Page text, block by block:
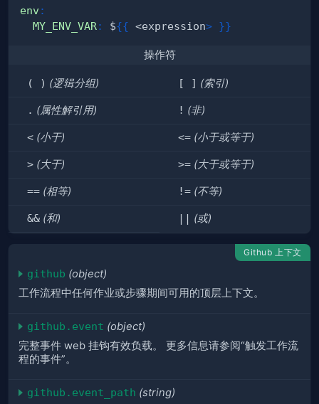
env:
MY_ENV_VAR: ${{ <expression> }}
操作符
( ) (逻辑分组) [ ] (索引)
. (属性解引用) ! (非)
< (小于) <= (小于或等于)
> (大于) >= (大于或等于)
== (相等) != (不等)
&& (和) || (或)
Github 上下文
github (object)
工作流程中任何作业或步骤期间可用的顶层上下文。
github.event (object)
完整事件 web 挂钩有效负载。 更多信息请参阅“触发工作流
程的事件”。
github.event_path (string)